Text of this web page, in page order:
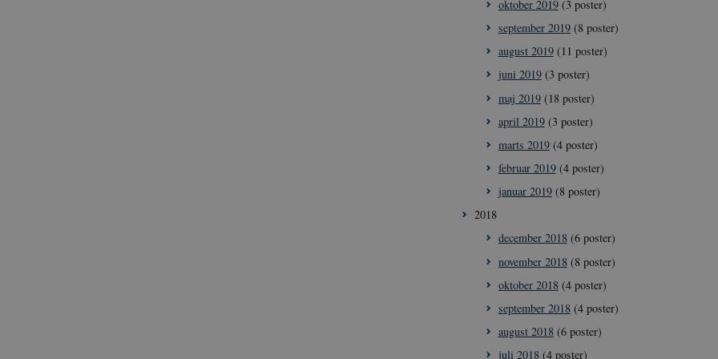
oktober 2019(3 poster)
september 2019(8 poster)
august 2019(11 poster)
juni 2019(3 poster)
maj 2019(18 poster)
april 2019(3 poster)
marts 2019(4 poster)
februar 2019(4 poster)
januar 2019(8 poster)
2018
december 2018(6 poster)
november 2018(8 poster)
oktober 2018(4 poster)
september 2018(4 poster)
august 2018(6 poster)
juli 2018(4 poster)